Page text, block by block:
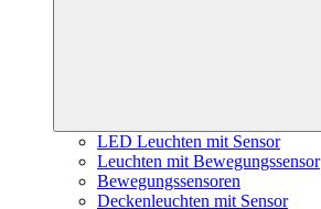
LED Leuchten mit Sensor
Leuchten mit Bewegungssensor
Bewegungssensoren
Deckenleuchten mit Sensor